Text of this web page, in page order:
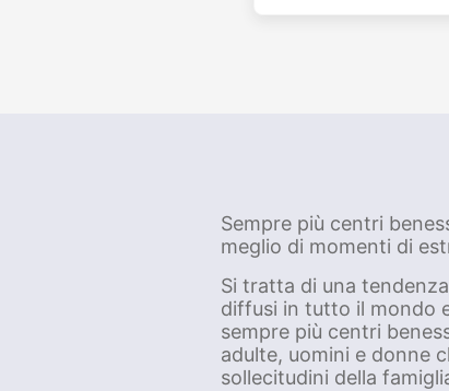
Sempre più centri
meglio di momenti di
Si tratta di una
diffusi in tutto il mondo
sempre più centri
adulte, uomini e donne
sollecitudini della